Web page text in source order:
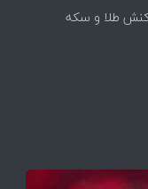
طلا و سکه